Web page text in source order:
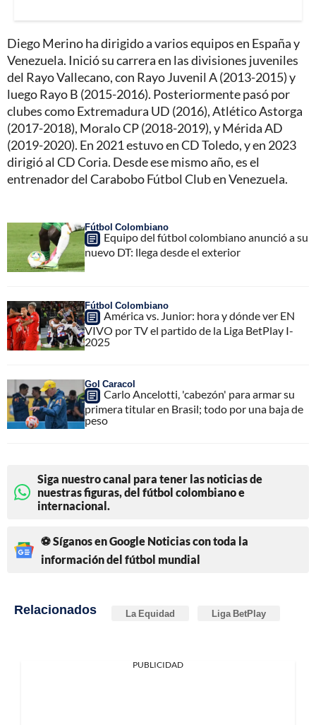
Diego Merino ha dirigido a varios equipos en España y
Venezuela. Inició su carrera en las divisiones juveniles
del Rayo Vallecano, con Rayo Juvenil A (2013-2015) y
luego Rayo B (2015-2016). Posteriormente pasó por
clubes como Extremadura UD (2016), Atlético Astorga
(2017-2018), Moralo CP (2018-2019), y Mérida AD
(2019-2020). En 2021 estuvo en CD Toledo, y en 2023
dirigió al CD Coria. Desde ese mismo año, es el
entrenador del Carabobo Fútbol Club en Venezuela.
Fútbol Colombiano
Equipo del fútbol colombiano anunció a su
nuevo DT: llega desde el exterior
Fútbol Colombiano
América vs. Junior: hora y dónde ver EN
VIVO por TV el partido de la Liga BetPlay I-
2025
Gol Caracol
Carlo Ancelotti, 'cabezón' para armar su
primera titular en Brasil; todo por una baja de
peso
Siga nuestro canal para tener las noticias de
nuestras figuras, del fútbol colombiano e
internacional.
⚽ Síganos en Google Noticias con toda la
información del fútbol mundial
Relacionados La Equidad Liga BetPlay
PUBLICIDAD